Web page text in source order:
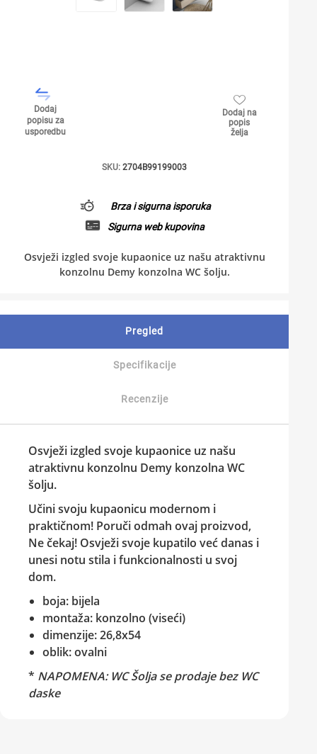
Dodaj
popisu za
usporedbu
Dodaj na
popis
želja
SKU: 2704B99199003
Brza i sigurna isporuka
Sigurna web kupovina
Osvježi izgled svoje kupaonice uz našu atraktivnu
konzolnu Demy konzolna WC šolju.
Pregled
Specifikacije
Recenzije
Osvježi izgled svoje kupaonice uz našu
atraktivnu konzolnu Demy konzolna WC
šolju.
Učini svoju kupaonicu modernom i
praktičnom! Poruči odmah ovaj proizvod,
Ne čekaj! Osvježi svoje kupatilo već danas i
unesi notu stila i funkcionalnosti u svoj
dom.
boja: bijela
montaža: konzolno (viseći)
dimenzije: 26,8x54
oblik: ovalni
* NAPOMENA: WC Šolja se prodaje bez WC
daske